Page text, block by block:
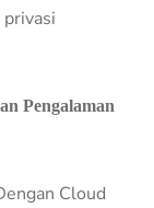
Pengalaman
Cloud